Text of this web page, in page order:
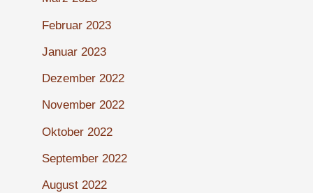
Februar 2023
Januar 2023
Dezember 2022
November 2022
Oktober 2022
September 2022
August 2022